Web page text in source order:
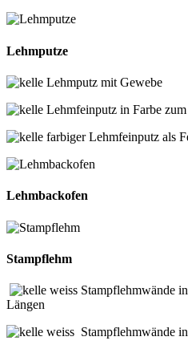
Lehmputze
Lehmputz mit Gewebe
Lehmfeinputz in Farbe zum
farbiger Lehmfeinputz als
Lehmbackofen
Stampflehm
Stampflehmwände
Längen
Stampflehmwände